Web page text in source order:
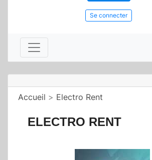
Se connecter
Accueil > Electro Rent
ELECTRO RENT